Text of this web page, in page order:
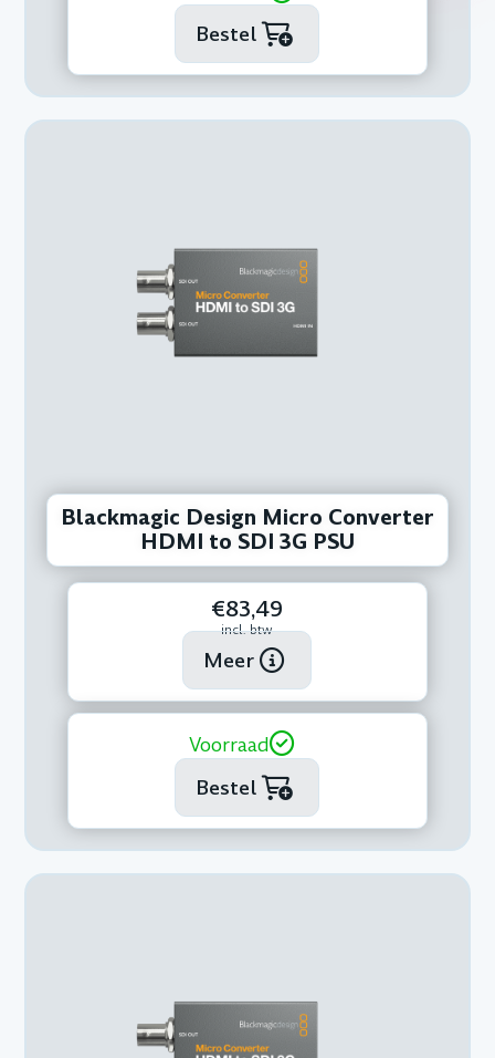
Bestel
Blackmagic Design Micro Converter
HDMI to SDI 3G PSU
€83,49
incl. btw
Meer
Voorraad
Bestel